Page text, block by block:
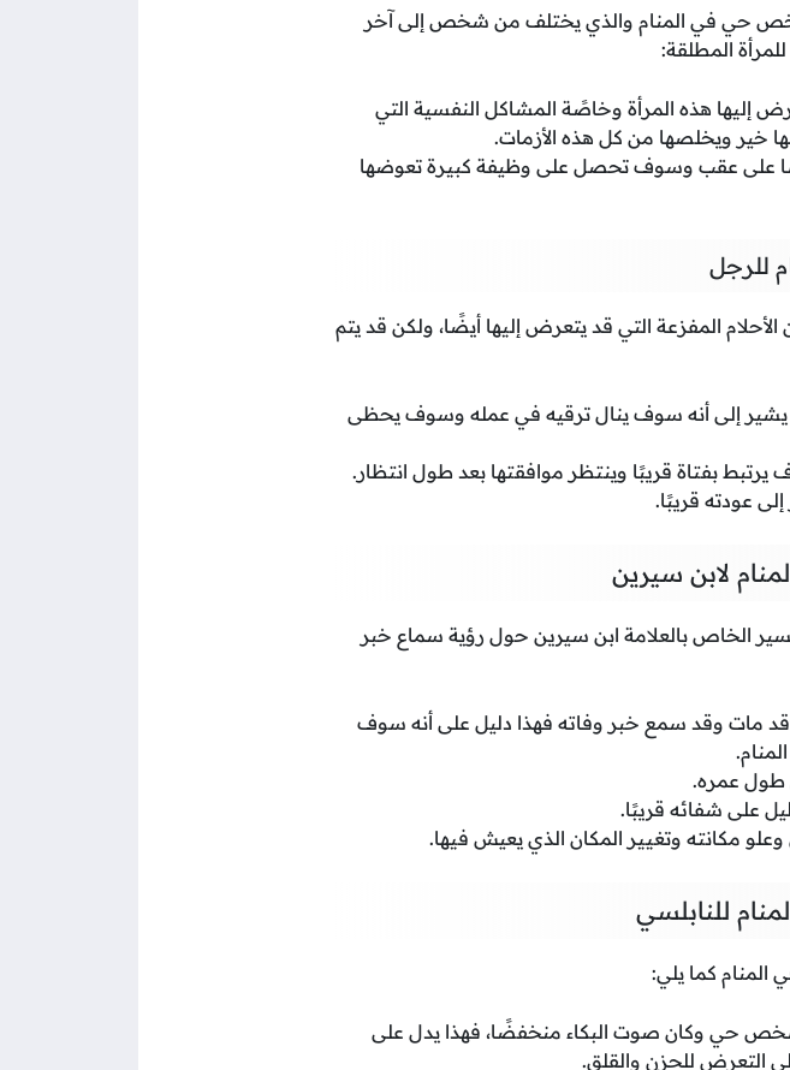
شخص حي في المنام والذي يختلف من شخص إلى آخر
المطلقة:
إليها هذه المرأة وخاصًة المشاكل النفسية التي
خير ويخلصها من كل هذه الأزمات.
على عقب وسوف تحصل على وظيفة كبيرة تعوضها
للرجل
المفزعة التي قد يتعرض إليها أيضًا، ولكن قد يتم
إلى أنه سوف ينال ترقيه في عمله وسوف يحظى
بفتاة قريبًا وينتظر موافقتها بعد طول انتظار.
عودته قريبًا.
لابن سيرين
الخاص بالعلامة ابن سيرين حول رؤية سماع خبر
مات وقد سمع خبر وفاته فهذا دليل على أنه سوف
طول عمره.
على شفائه قريبًا.
مكانته وتغيير المكان الذي يعيش فيها.
للنابلسي
كما يلي:
حي وكان صوت البكاء منخفضًا، فهذا يدل على
التعرض للحزن والقلق.